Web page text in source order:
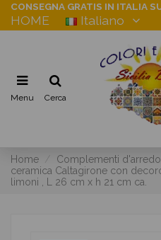
CONSEGNA GRATIS IN ITALIA
HOME Italiano
Menu Cerca
Home Complementi d'arredo
ceramica Caltagirone con
limoni , L 26 cm x h 21 cm ca.